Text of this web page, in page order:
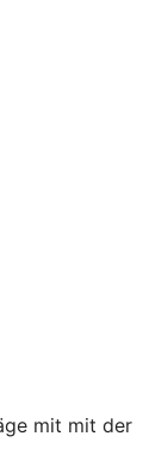
mit mit der